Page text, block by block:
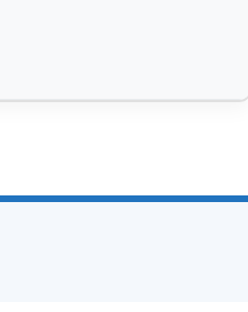
のため、換気などで室内に
まい、目詰まりの原因にな
複数台割引
初回割引